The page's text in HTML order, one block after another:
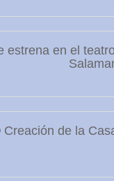
estrena en el
Creación de la